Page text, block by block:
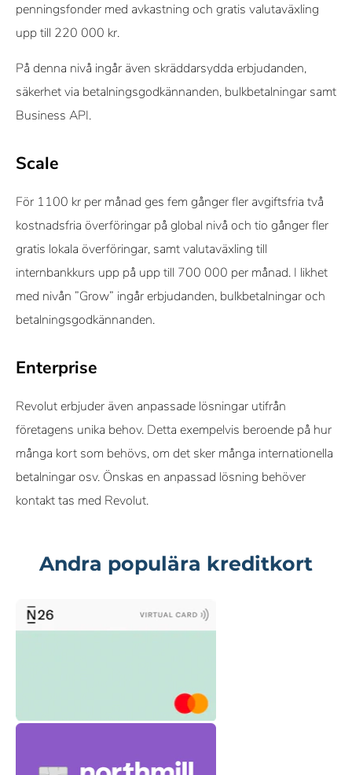
penningsfonder med avkastning och gratis valutaväxling
upp till 220 000 kr.
På denna nivå ingår även skräddarsydda erbjudanden,
säkerhet via betalningsgodkännanden, bulkbetalningar samt
Business API.
Scale
För 1100 kr per månad ges fem gånger fler avgiftsfria två
kostnadsfria överföringar på global nivå och tio gånger fler
gratis lokala överföringar, samt valutaväxling till
internbankkurs upp på upp till 700 000 per månad. I likhet
med nivån ”Grow” ingår erbjudanden, bulkbetalningar och
betalningsgodkännanden.
Enterprise
Revolut erbjuder även anpassade lösningar utifrån
företagens unika behov. Detta exempelvis beroende på hur
många kort som behövs, om det sker många internationella
betalningar osv. Önskas en anpassad lösning behöver
kontakt tas med Revolut.
Andra populära kreditkort